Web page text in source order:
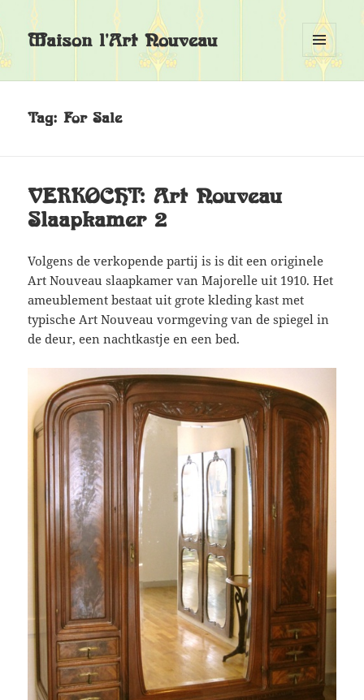
Maison l'Art Nouveau
MENU
EN
Tag:For Sale
VERKOCHT: Art Nouveau
Slaapkamer 2
Volgens de verkopende partij is is dit een originele
Art Nouveau slaapkamer van Majorelle uit 1910. Het
ameublement bestaat uit grote kleding kast met
typische Art Nouveau vormgeving van de spiegel in
de deur, een nachtkastje en een bed.